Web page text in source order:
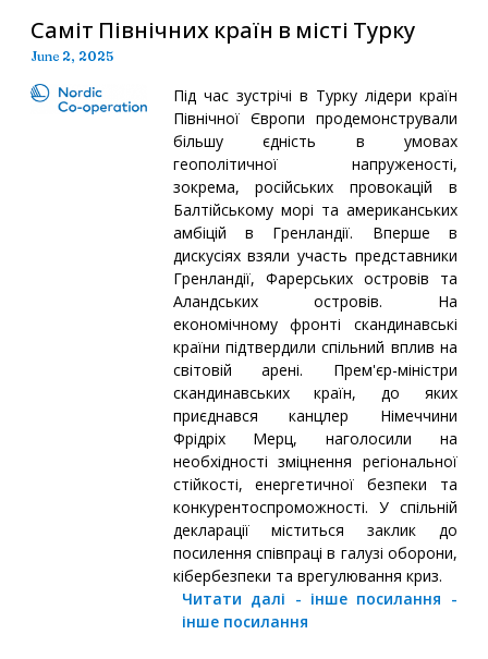
Саміт Північних країн в місті Турку
June 2, 2025
Під час зустрічі в Турку лідери країн
Північної Європи продемонстрували
більшу єдність в умовах
геополітичної напруженості,
зокрема, російських провокацій в
Балтійському морі та американських
амбіцій в Гренландії. Вперше в
дискусіях взяли участь представники
Гренландії, Фарерських островів та
Аландських островів. На
економічному фронті скандинавські
країни підтвердили спільний вплив на
світовій арені. Прем'єр-міністри
скандинавських країн, до яких
приєднався канцлер Німеччини
Фрідріх Мерц, наголосили на
необхідності зміцнення регіональної
стійкості, енергетичної безпеки та
конкурентоспроможності. У спільній
декларації міститься заклик до
посилення співпраці в галузі оборони,
кібербезпеки та врегулювання криз.
Читати далі - інше посилання -
інше посилання